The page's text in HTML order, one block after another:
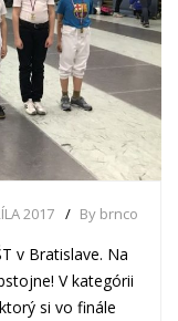
2017 By brnco
v Bratislave. Na
V kategórii
si vo finále